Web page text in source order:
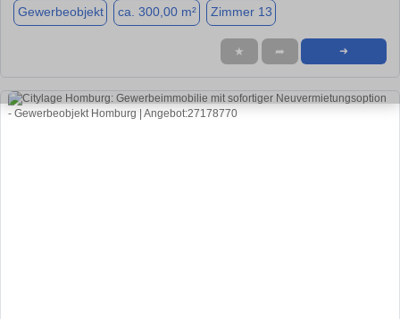
Gewerbeobjekt ca. 300,00 m² Zimmer 13
★ ➦ ➜